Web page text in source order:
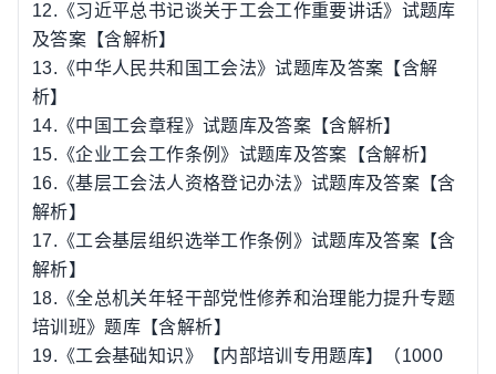
12. 《习近平总书记谈关于工会工作重要讲话》试题库
及答案【含解析】
13. 《中华人民共和国工会法》试题库及答案【含解
析】
14. 《中国工会章程》试题库及答案【含解析】
15. 《企业工会工作条例》试题库及答案【含解析】
16. 《基层工会法人资格登记办法》试题库及答案【含
解析】
17. 《工会基层组织选举工作条例》试题库及答案【含
解析】
18. 《全总机关年轻干部党性修养和治理能力提升专题
培训班》题库【含解析】
19. 《工会基础知识》【内部培训专用题库】（1000